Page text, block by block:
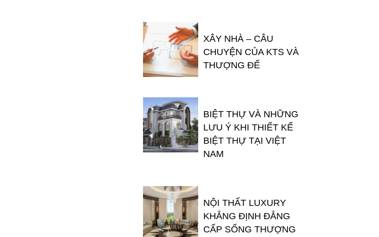
XÂY NHÀ – CÂU
CHUYỆN CỦA KTS VÀ
THƯỢNG ĐẾ
BIỆT THỰ VÀ NHỮNG
LƯU Ý KHI THIẾT KẾ
BIỆT THỰ TẠI VIỆT
NAM
NỘI THẤT LUXURY
KHẲNG ĐỊNH ĐẲNG
CẤP SỐNG THƯỢNG